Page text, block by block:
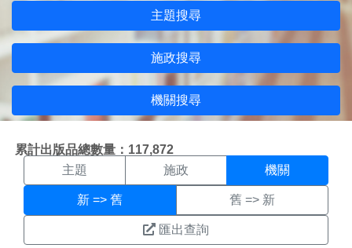
主題搜尋
施政搜尋
機關搜尋
累計出版品總數量：117,872
機關搜尋結果頁面
主題 施政 機關
新 => 舊 舊 => 新
匯出查詢